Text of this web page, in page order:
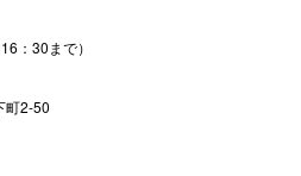
：30まで）
町2-50